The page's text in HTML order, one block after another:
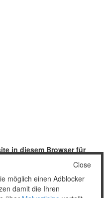
in diesem Browser für
Close
möglich einen Adblocker
damit die Ihren